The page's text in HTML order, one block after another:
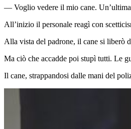
— Voglio vedere il mio cane.
All’inizio il personale reagì con
Alla vista del padrone, il cane si liberò
Ma ciò che accadde poi stupì tutti. Le
Il cane, strappandosi dalle mani del